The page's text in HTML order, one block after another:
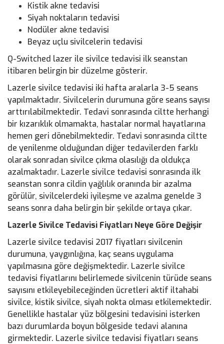
Kistik akne tedavisi
Siyah noktaların tedavisi
Nodüler akne tedavisi
Beyaz uçlu sivilcelerin tedavisi
Q-Switched lazer ile sivilce tedavisi ilk seanstan
itibaren belirgin bir düzelme gösterir.
Lazerle sivilce tedavisi iki hafta aralarla 3-5 seans
yapılmaktadır. Sivilcelerin durumuna göre seans sayısı
arttırılabilmektedir. Tedavi sonrasında ciltte herhangi
bir kızarıklık olmamakta, hastalar normal hayatlarına
hemen geri dönebilmektedir. Tedavi sonrasında ciltte
de yenilenme olduğundan diğer tedavilerden farklı
olarak sonradan sivilce çıkma olasılığı da oldukça
azalmaktadır. Lazerle sivilce tedavisi sonrasında ilk
seanstan sonra cildin yağlılık oranında bir azalma
görülür, sivilcelerdeki iyileşme ve azalma genelde 3
seans sonra daha belirgin bir şekilde ortaya çıkar.
Lazerle Sivilce Tedavisi Fiyatları Neye Göre Değişir
Lazerle sivilce tedavisi 2017 fiyatları sivilcenin
durumuna, yaygınlığına, kaç seans uygulama
yapılmasına göre değişmektedir. Lazerle sivilce
tedavisi fiyatlarını belirlemede sivilcenin türüde seans
sayısını etkileyebileceğinden ücretleri aktif iltahabi
sivilce, kistik sivilce, siyah nokta olması etkilemektedir.
Genellikle hastalar yüz bölgesini tedavisini isterken
bazı durumlarda boyun bölgeside tedavi alanına
girmektedir. Lazerle sivilce tedavisi fiyatları seans